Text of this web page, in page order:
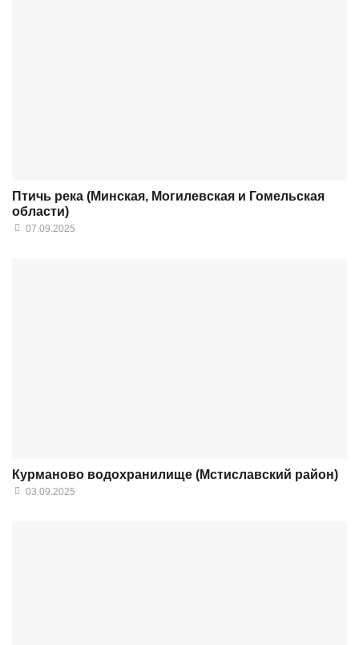
Птичь река (Минская, Могилевская и Гомельская
области)
07.09.2025
Курманово водохранилище (Мстиславский район)
03.09.2025